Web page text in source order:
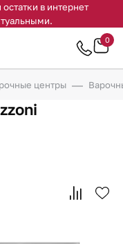
в интернет
0
центры